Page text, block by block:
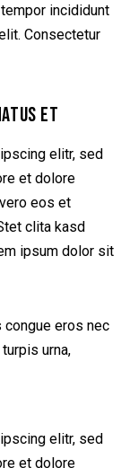
incididunt
Consectetur
ET
elitr, sed
et dolore
eos et
clita kasd
ipsum dolor sit
congue eros nec
urna,
elitr, sed
et dolore